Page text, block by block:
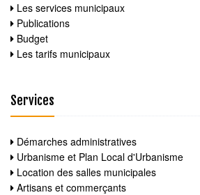
Les services municipaux
Publications
Budget
Les tarifs municipaux
Services
Démarches administratives
Urbanisme et Plan Local d'Urbanisme
Location des salles municipales
Artisans et commerçants